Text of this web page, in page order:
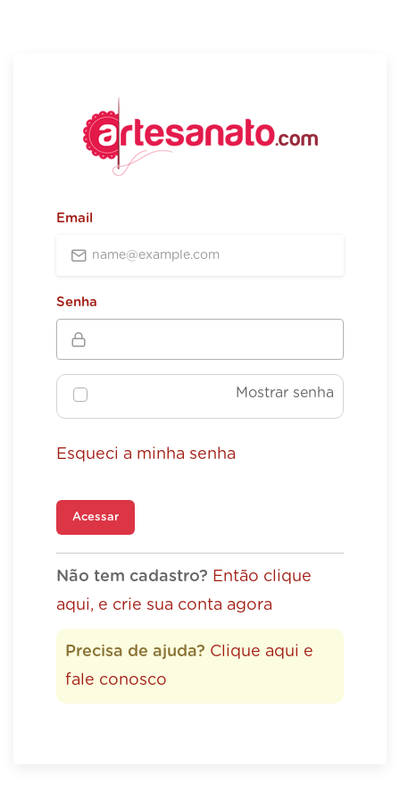
Email
Senha
Mostrar senha
Esqueci a minha senha
Acessar
Não tem cadastro? Então clique
aqui, e crie sua conta agora
Precisa de ajuda? Clique aqui e
fale conosco